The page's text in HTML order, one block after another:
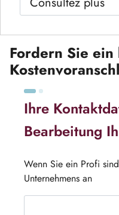
Fordern Sie ein
Ihre
Bearbeitung
Wenn Sie ein Profi
Unternehmens an